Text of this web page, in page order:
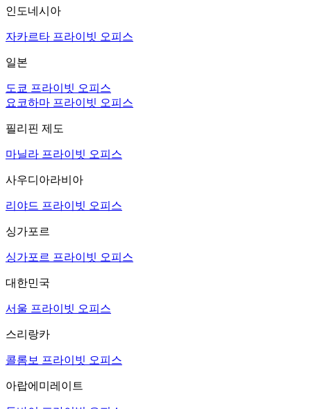
인도네시아
자카르타 프라이빗 오피스
일본
도쿄 프라이빗 오피스
요코하마 프라이빗 오피스
필리핀 제도
마닐라 프라이빗 오피스
사우디아라비아
리야드 프라이빗 오피스
싱가포르
싱가포르 프라이빗 오피스
대한민국
서울 프라이빗 오피스
스리랑카
콜롬보 프라이빗 오피스
아랍에미레이트